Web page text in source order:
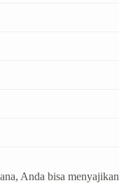
Anda bisa menyajikan